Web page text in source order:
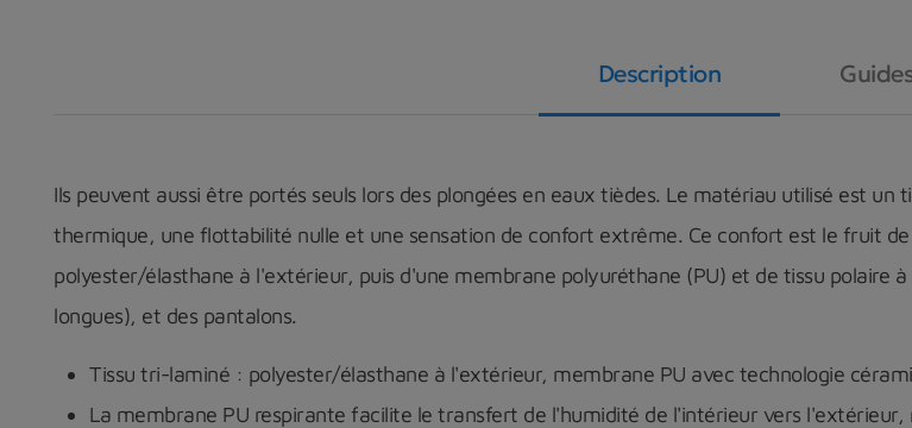
Description
Ils peuvent aussi être portés seuls lors des plongées en eaux tièdes. Le matériau utilisé est
thermique, une flottabilité nulle et une sensation de confort extrême. Ce confort est le fruit
polyester/élasthane à l'extérieur, puis d'une membrane polyuréthane (PU) et de tissu polaire
longues), et des pantalons.
Tissu tri-laminé : polyester/élasthane à l'extérieur, membrane PU avec technologie
La membrane PU respirante facilite le transfert de l'humidité de l'intérieur vers